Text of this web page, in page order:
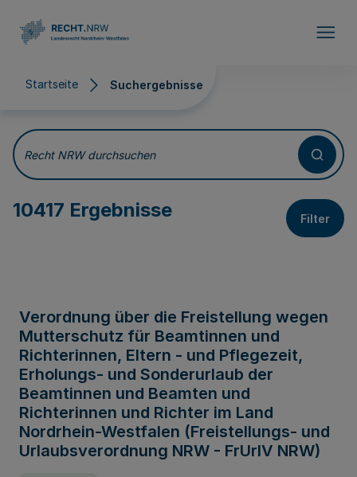
Startseite Suchergebnisse
Suchergebnisse
Recht NRW durchsuchen
10417 Ergebnisse Filter
Verordnung über die Freistellung wegen
Mutterschutz für Beamtinnen und
Richterinnen, Eltern - und Pflegezeit,
Erholungs- und Sonderurlaub der
Beamtinnen und Beamten und
Richterinnen und Richter im Land
Nordrhein-Westfalen (Freistellungs- und
Urlaubsverordnung NRW - FrUrlV NRW)